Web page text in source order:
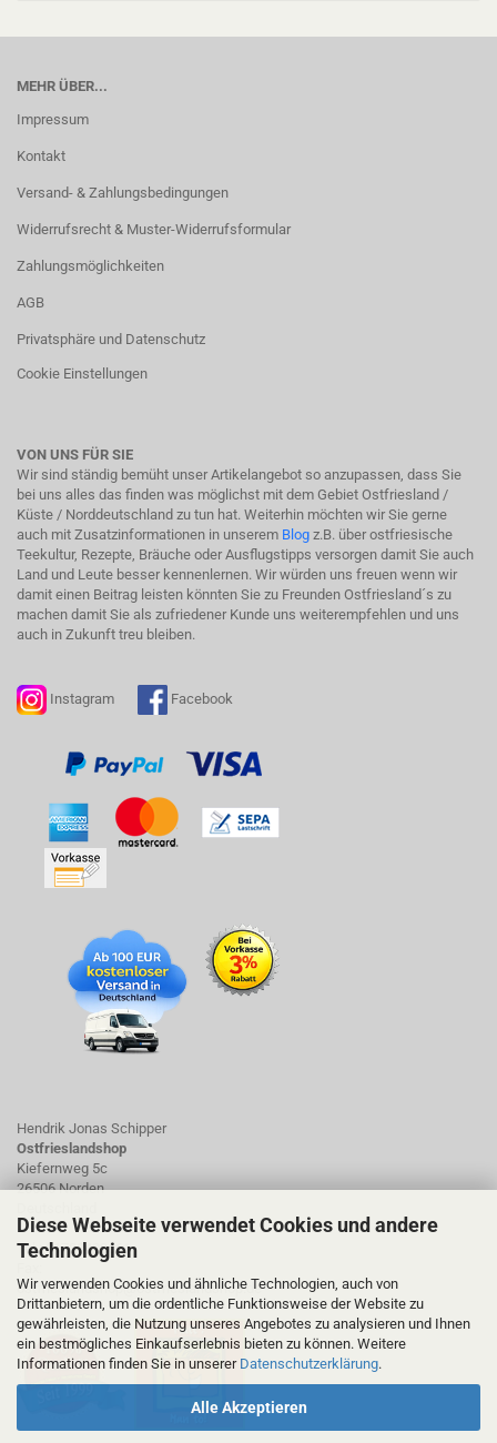
Diese Webseite verwendet Cookies und andere
Technologien
Wir verwenden Cookies und ähnliche Technologien, auch von
Drittanbietern, um die ordentliche Funktionsweise der Website zu
gewährleisten, die Nutzung unseres Angebotes zu analysieren und Ihnen
ein bestmögliches Einkaufserlebnis bieten zu können. Weitere
Informationen finden Sie in unserer Datenschutzerklärung.
Alle Akzeptieren
MEHR ÜBER...
Impressum
Kontakt
Versand- & Zahlungsbedingungen
Widerrufsrecht & Muster-Widerrufsformular
Zahlungsmöglichkeiten
AGB
Privatsphäre und Datenschutz
Cookie Einstellungen
VON UNS FÜR SIE
Wir sind ständig bemüht unser Artikelangebot so anzupassen, dass Sie
bei uns alles das finden was möglichst mit dem Gebiet Ostfriesland /
Küste / Norddeutschland zu tun hat. Weiterhin möchten wir Sie gerne
auch mit Zusatzinformationen in unserem Blog z.B. über ostfriesische
Teekultur, Rezepte, Bräuche oder Ausflugstipps versorgen damit Sie auch
Land und Leute besser kennenlernen. Wir würden uns freuen wenn wir
damit einen Beitrag leisten könnten Sie zu Freunden Ostfriesland´s zu
machen damit Sie als zufriedener Kunde uns weiterempfehlen und uns
auch in Zukunft treu bleiben.
Instagram Facebook
Hendrik Jonas Schipper
Ostfrieslandshop
Kiefernweg 5c
26506 Norden
Tel.: 01723423661
ostfrieslandshop@ostfrieslandshop.de